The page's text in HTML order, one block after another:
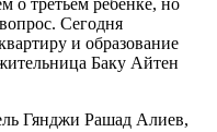
Сегодня
и образование
Баку Айтен
Гянджи Рашад Алиев,